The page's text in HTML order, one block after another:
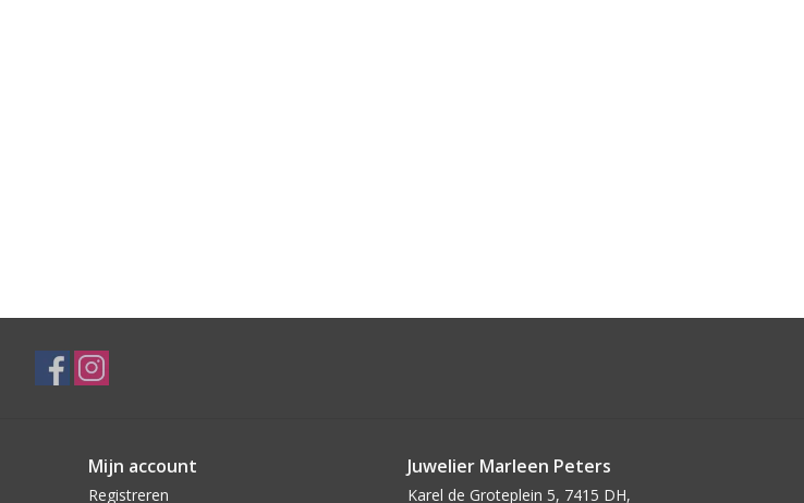
Mijn account
Registreren
Juwelier Marleen Peters
Karel de Groteplein 5, 7415 DH,